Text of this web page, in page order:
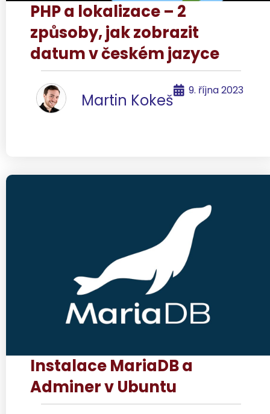
PHP a lokalizace – 2
způsoby, jak zobrazit
datum v českém jazyce
Martin Kokeš 9. října 2023
Instalace MariaDB a
Adminer v Ubuntu